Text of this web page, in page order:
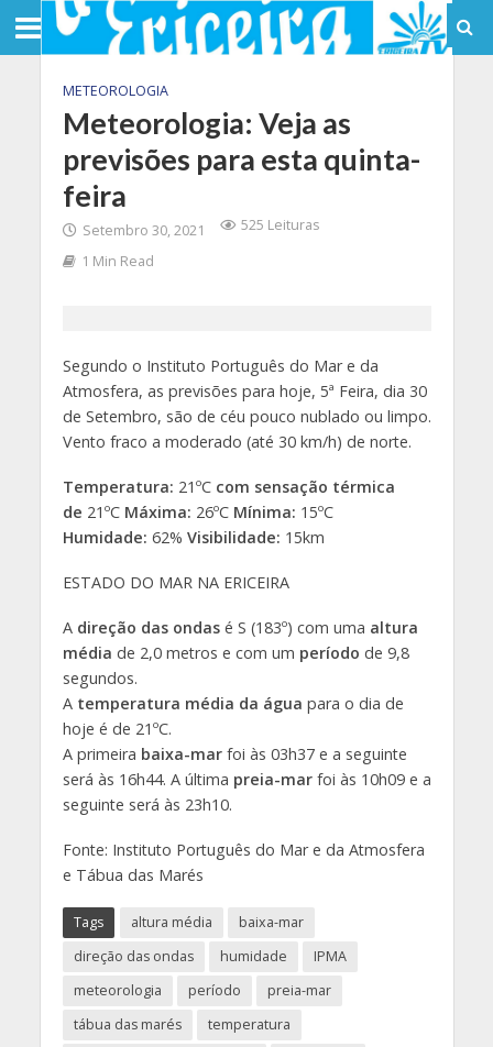
METEOROLOGIA
Meteorologia: Veja as
previsões para esta quinta-
feira
Setembro 30, 2021
525 Leituras
1 Min Read
Segundo o Instituto Português do Mar e da
Atmosfera, as previsões para hoje, 5ª Feira, dia 30
de Setembro, são de céu pouco nublado ou limpo.
Vento fraco a moderado (até 30 km/h) de norte.
Temperatura: 21ºC com sensação térmica
de 21ºCMáxima: 26ºC Mínima: 15ºC
Humidade: 62% Visibilidade: 15km
ESTADO DO MAR NA ERICEIRA
A direção das ondasé S (183º) com uma altura
média de 2,0 metros e com um período de 9,8
segundos.
Atemperatura média da água para o dia de
hoje é de 21ºC.
A primeira baixa-marfoi às 03h37 e a seguinte
será às 16h44. A última preia-marfoi às 10h09 e a
seguinte será às 23h10.
Fonte: Instituto Português do Mar e da Atmosfera
e Tábua das Marés
Tags altura média
baixa-mar
direção das ondas
humidade
IPMA
meteorologia
período
preia-mar
tábua das marés
temperatura